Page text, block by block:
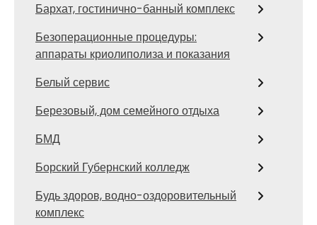
Бархат, гостинично-банный комплекс
Безоперационные процедуры:
аппараты криолиполиза и показания
Белый сервис
Березовый, дом семейного отдыха
БМД
Борский Губернский колледж
Будь здоров, водно-оздоровительный
комплекс